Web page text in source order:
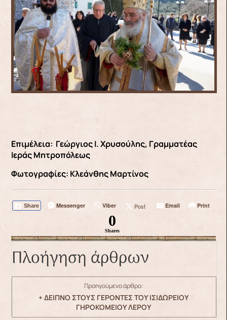
Επιμέλεια: Γεώργιος Ι. Χρυσούλης, Γραμματέας
Ιεράς Μητροπόλεως
Φωτογραφίες: Κλεάνθης Μαρτίνος
Share Messenger Viber Post Email Print
0
Shares
Πλοήγηση άρθρων
Προηγούμενο άρθρο:
+ ΔΕΙΠΝΟ ΣΤΟΥΣ ΓΕΡΟΝΤΕΣ ΤΟΥ ΙΣΙΔΩΡΕΙΟΥ
ΓΗΡΟΚΟΜΕΙΟΥ ΛΕΡΟΥ